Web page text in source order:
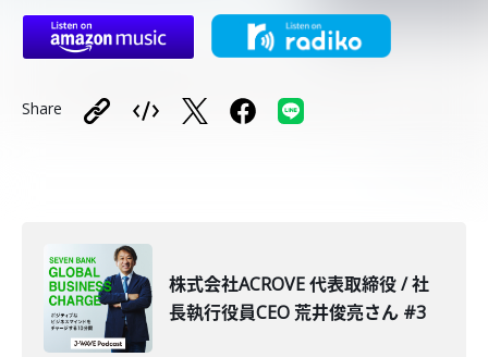
Share
株式会社ACROVE 代表取締役 / 社
長執行役員CEO 荒井俊亮さん #3